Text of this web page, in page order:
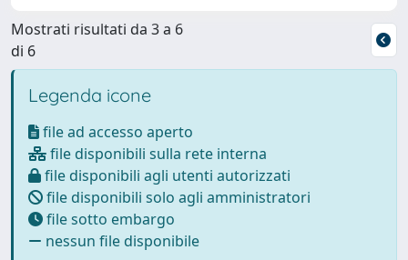
Mostrati risultati da 3 a 6
di 6
Legenda icone
file ad accesso aperto
file disponibili sulla rete interna
file disponibili agli utenti autorizzati
file disponibili solo agli amministratori
file sotto embargo
nessun file disponibile